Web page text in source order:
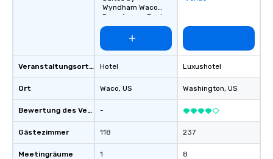
Veranstaltungsortstyp
Ort
Bewertung des Veranstaltungsortes
Gästezimmer
Meetingräume
Wyndham Waco
Downtown - Baylor
Hotel
Waco, US
-
118
1
Luxushotel
Washington, US
237
8